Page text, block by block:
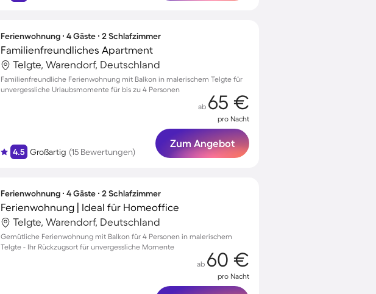
Ferienwohnung ∙ 4 Gäste ∙ 2 Schlafzimmer
Familienfreundliches Apartment
Telgte, Warendorf, Deutschland
Familienfreundliche Ferienwohnung mit Balkon in malerischem Telgte für
unvergessliche Urlaubsmomente für bis zu 4 Personen
4.5 Großartig (15 Bewertungen)
ab 65 €
pro Nacht
Zum Angebot
Ferienwohnung ∙ 4 Gäste ∙ 2 Schlafzimmer
Ferienwohnung | Ideal für Homeoffice
Telgte, Warendorf, Deutschland
Gemütliche Ferienwohnung mit Balkon für 4 Personen in malerischem
Telgte - Ihr Rückzugsort für unvergessliche Momente
ab 60 €
pro Nacht